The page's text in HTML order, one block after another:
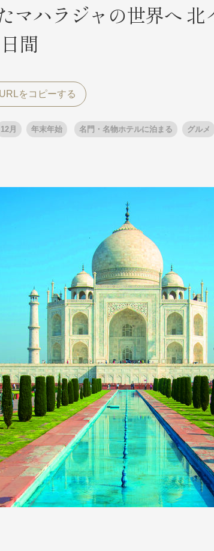
夢の休日 | 海外旅行
ら探す
ヨーロッパの田舎（村・町）
名門・名物ホ
グルメ リゾート 一都市滞在 お祭り
で行く
世界遺産を訪れる
1度は見てみ
合う
オーロラ クルーズ 音楽鑑賞
鉄道の旅
ハイキング・トレッキング
・講師同行の旅
1名様からの旅
ール（エールフランス航空）
四季彩紀行
ら探す
季節の風景 特別企画
ラ
ななつ星in九州
TWILIGHT EXPRESS 瑞風
味覚を味わう
アドベンチャーツーリズム・ウ
術鑑賞（美術、音楽）・講師同行の旅
マハラジャの世界へ 北
間
12月 年末年始 名門・名物ホテルに泊まる グルメ